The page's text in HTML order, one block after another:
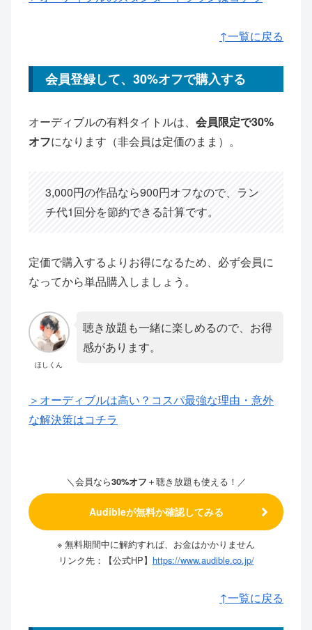
↑一覧に戻る
会員登録して、30%オフで購入する
オーディブルの有料タイトルは、 会員限定で30%
オフになります（非会員は定価のまま）。
3,000円の作品なら900円オフなので、ラン
チ代1回分を節約できる計算です。
定価で購入するよりお得になるため、必ず会員に
なってから単品購入しましょう。
ほしくん
聴き放題も一緒に楽しめるので、お得
感があります。
＞オーディブルは高い？コスパ最強な理由・意外
な解決策はコチラ
＼会員なら30%オフ ＋聴き放題も使える！ ／
Audibleが無料か確認してみる
※ 無料期間中に解約すれば、お金はかかりません
リンク先：【公式HP】 https://www.audible.co.jp/
↑一覧に戻る